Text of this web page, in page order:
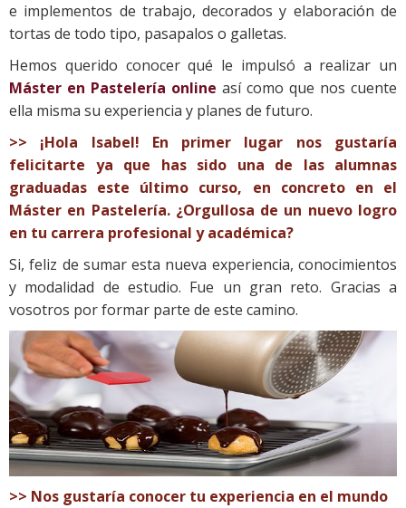
e implementos de trabajo, decorados y elaboración de
tortas de todo tipo, pasapalos o galletas.
Hemos querido conocer qué le impulsó a realizar un
Máster en Pastelería online así como que nos cuente
ella misma su experiencia y planes de futuro.
>> ¡Hola Isabel! En primer lugar nos gustaría
felicitarte ya que has sido una de las alumnas
graduadas este último curso, en concreto en el
Máster en Pastelería. ¿Orgullosa de un nuevo logro
en tu carrera profesional y académica?
Si, feliz de sumar esta nueva experiencia, conocimientos
y modalidad de estudio. Fue un gran reto. Gracias a
vosotros por formar parte de este camino.
>> Nos gustaría conocer tu experiencia en el mundo